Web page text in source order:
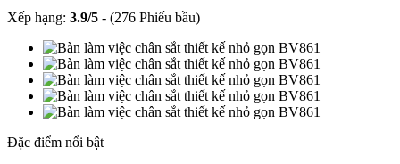
Xếp hạng: 3.9/5 - (276 Phiếu bầu)
Đặc điểm nổi bật